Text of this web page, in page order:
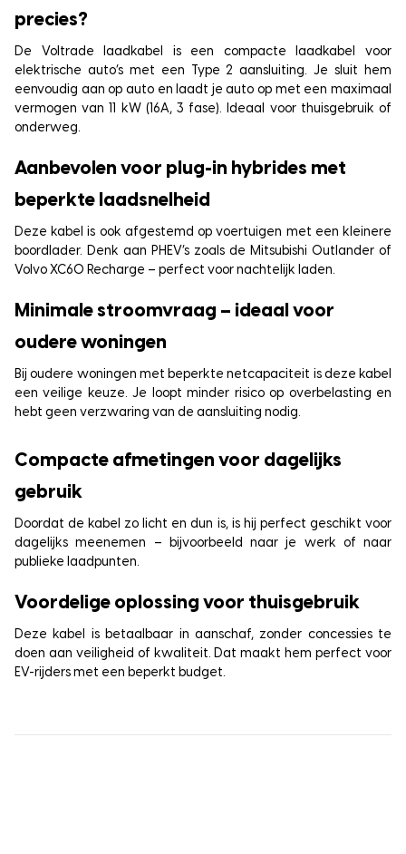
precies?
De Voltrade laadkabel is een compacte laadkabel voor
elektrische auto’s met een Type 2 aansluiting. Je sluit hem
eenvoudig aan op auto en laadt je auto op met een maximaal
vermogen van 11 kW (16A, 3 fase). Ideaal voor thuisgebruik of
onderweg.
Aanbevolen voor plug-in hybrides met
beperkte laadsnelheid
Deze kabel is ook afgestemd op voertuigen met een kleinere
boordlader. Denk aan PHEV’s zoals de Mitsubishi Outlander of
Volvo XC60 Recharge – perfect voor nachtelijk laden.
Minimale stroomvraag – ideaal voor
oudere woningen
Bij oudere woningen met beperkte netcapaciteit is deze kabel
een veilige keuze. Je loopt minder risico op overbelasting en
hebt geen verzwaring van de aansluiting nodig.
Compacte afmetingen voor dagelijks
gebruik
Doordat de kabel zo licht en dun is, is hij perfect geschikt voor
dagelijks meenemen – bijvoorbeeld naar je werk of naar
publieke laadpunten.
Voordelige oplossing voor thuisgebruik
Deze kabel is betaalbaar in aanschaf, zonder concessies te
doen aan veiligheid of kwaliteit. Dat maakt hem perfect voor
EV-rijders met een beperkt budget.